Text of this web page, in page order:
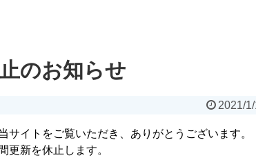
のお知らせ
2021/
サイトをご覧いただき、ありがとうございます。
更新を休止します。